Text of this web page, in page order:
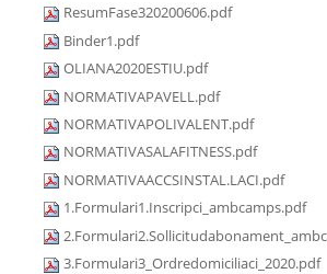
ResumFase320200606.pdf
Binder1.pdf
OLIANA2020ESTIU.pdf
NORMATIVAPAVELL.pdf
NORMATIVAPOLIVALENT.pdf
NORMATIVASALAFITNESS.pdf
NORMATIVAACCSINSTAL.LACI.pdf
1.Formulari1.Inscripci_ambcamps.pdf
3.Formulari3_Ordredomiciliaci_2020.pdf